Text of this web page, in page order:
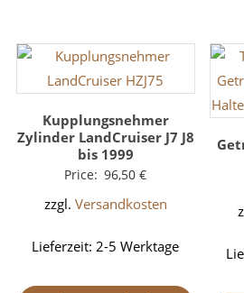
Kupplungsnehmer
Zylinder LandCruiser J7 J8
bis 1999
Price: 96,50€
zzgl. Versandkosten
Lieferzeit:2-5 Werktage